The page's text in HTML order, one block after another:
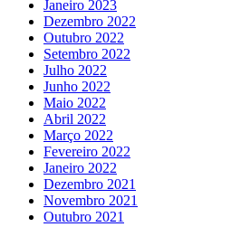
Janeiro 2023
Dezembro 2022
Outubro 2022
Setembro 2022
Julho 2022
Junho 2022
Maio 2022
Abril 2022
Março 2022
Fevereiro 2022
Janeiro 2022
Dezembro 2021
Novembro 2021
Outubro 2021